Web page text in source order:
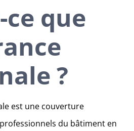
ce que
?
est une couverture
du bâtiment en